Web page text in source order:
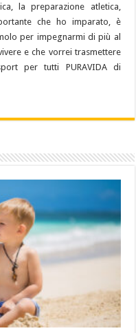
la preparazione atletica,
che ho imparato, è
per impegnarmi di più al
e che vorrei trasmettere
per tutti PURAVIDA di